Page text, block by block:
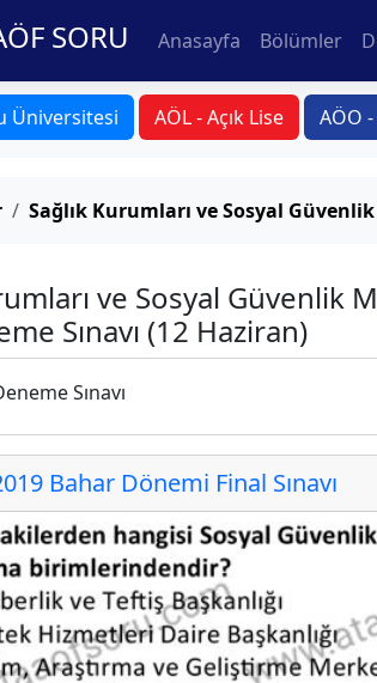
SORU Anasayfa Bölümler
Üniversitesi AÖL - Açık Lise AÖO
Sağlık Kurumları ve Sosyal
ve Sosyal Güvenlik
Sınavı (12 Haziran)
Sınavı
Bahar Dönemi Final Sınavı